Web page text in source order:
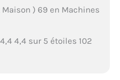
) 69 en Machines
4,4 sur 5 étoiles 102